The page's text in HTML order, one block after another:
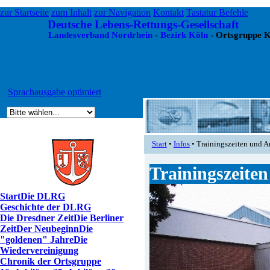
zur Startseite zum Inhalt zur Navigation Kontakt Tastatur Befehle
Deutsche Lebens-Rettungs-Gesellschaft
Landesverband Nordrhein- Bezirk Köln- Ortsgruppe
Sprachausgabe optimiert
StartDie DLRG
Geschichte der DLRG
Die Dresdner ZeitDie Berliner
ZeitDer NeubeginnDie
"goldenen" JahreDie
Wiedervereinigung
Chronik der Ortsgruppe
Start• Infos• Trainingszeiten und
Trainingszeiten